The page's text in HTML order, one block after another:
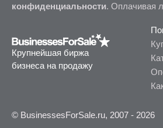
конфиденциальности. Оплачивая
Крупнейшая биржа
бизнеса на продажу
© BusinessesForSale.ru, 2007 - 2026